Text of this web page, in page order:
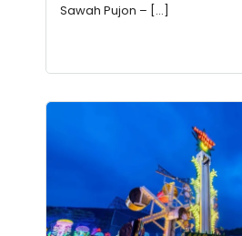
Sawah Pujon – […]